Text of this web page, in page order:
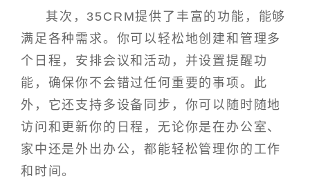
其次，35CRM提供了丰富的功能，能够
满足各种需求。你可以轻松地创建和管理多
个日程，安排会议和活动，并设置提醒功
能，确保你不会错过任何重要的事项。此
外，它还支持多设备同步，你可以随时随地
访问和更新你的日程，无论你是在办公室、
家中还是外出办公，都能轻松管理你的工作
和时间。